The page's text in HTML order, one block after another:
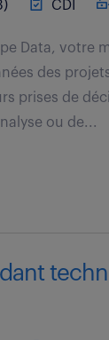
CDI
Data, votre
des
prises de
ou de...